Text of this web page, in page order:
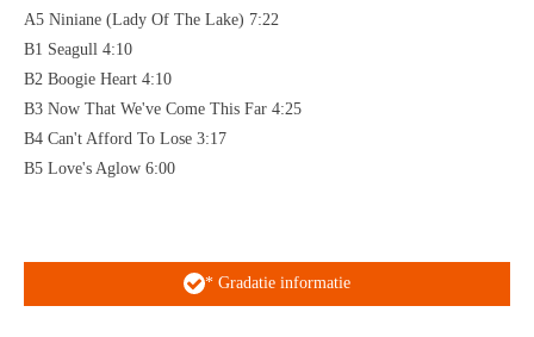
A5 Niniane (Lady Of The Lake) 7:22
B1 Seagull 4:10
B2 Boogie Heart 4:10
B3 Now That We've Come This Far 4:25
B4 Can't Afford To Lose 3:17
B5 Love's Aglow 6:00
* Gradatie informatie